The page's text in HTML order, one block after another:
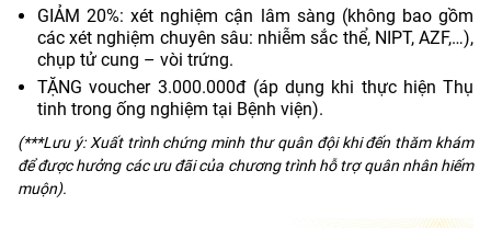
GIẢM 20%: xét nghiệm cận lâm sàng (không bao gồm
các xét nghiệm chuyên sâu: nhiễm sắc thể, NIPT, AZF,…),
chụp tử cung – vòi trứng.
TẶNG voucher 3.000.000đ (áp dụng khi thực hiện Thụ
tinh trong ống nghiệm tại Bệnh viện).
(***Lưu ý: Xuất trình chứng minh thư quân đội khi đến thăm khám
để được hưởng các ưu đãi của chương trình hỗ trợ quân nhân hiếm
muộn).